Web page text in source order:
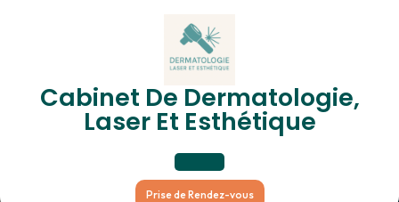
Cabinet De Dermatologie,
Laser Et Esthétique
Open
Prise de Rendez-vous
Histoplasma Capsulatum –
Histoplasmose